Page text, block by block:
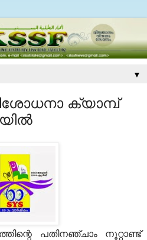
▼
ക്യാമ്പ്
പതിനഞ്ചാം നൂറ്റാണ്ട്